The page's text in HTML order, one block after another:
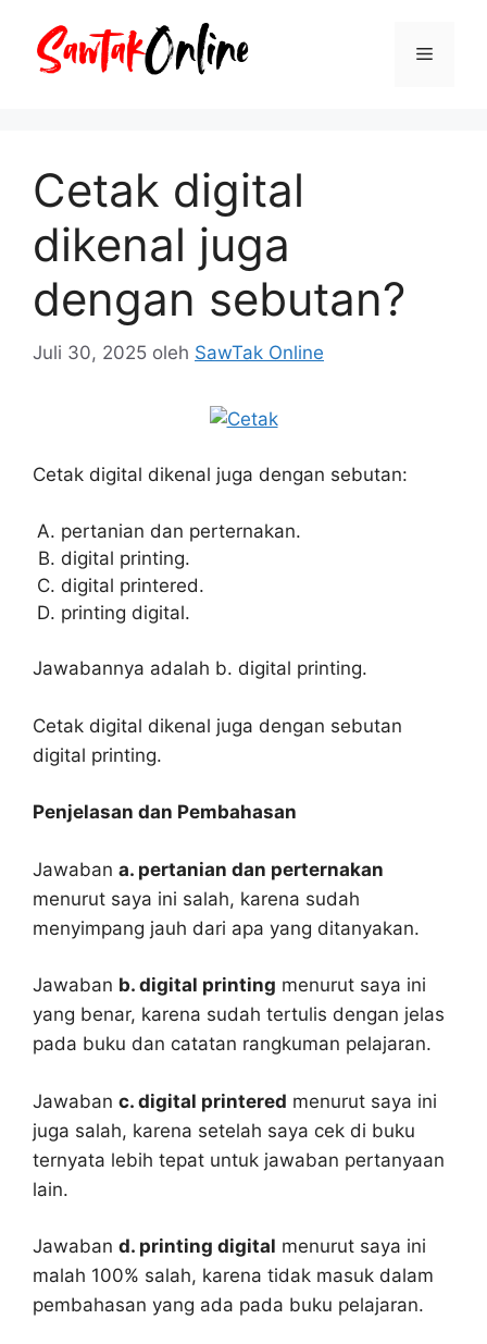
Menu
Cetak digital
dikenal juga
dengan sebutan?
Juli 30, 2025 oleh SawTak Online
Cetak digital dikenal juga dengan sebutan:
pertanian dan perternakan.
digital printing.
digital printered.
printing digital.
Jawabannya adalah b. digital printing.
Cetak digital dikenal juga dengan sebutan
digital printing.
Penjelasan dan Pembahasan
Jawaban a. pertanian dan perternakan
menurut saya ini salah, karena sudah
menyimpang jauh dari apa yang ditanyakan.
Jawaban b. digital printing menurut saya ini
yang benar, karena sudah tertulis dengan jelas
pada buku dan catatan rangkuman pelajaran.
Jawaban c. digital printered menurut saya ini
juga salah, karena setelah saya cek di buku
ternyata lebih tepat untuk jawaban pertanyaan
lain.
Jawaban d. printing digital menurut saya ini
malah 100% salah, karena tidak masuk dalam
pembahasan yang ada pada buku pelajaran.